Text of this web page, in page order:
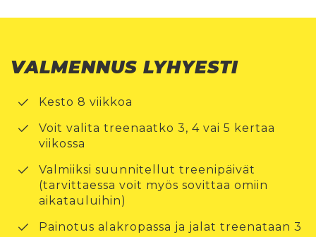
VALMENNUS LYHYESTI
Kesto 8 viikkoa
Voit valita treenaatko 3, 4 vai 5 kertaa
viikossa
Valmiiksi suunnitellut treenipäivät
(tarvittaessa voit myös sovittaa omiin
aikatauluihin)
Painotus alakropassa ja jalat treenataan 3